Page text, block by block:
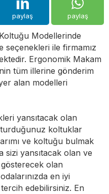
paylaş paylaş
Modellerinde
ile firmamız
Ergonomik Makam
tüm illerine gönderim
alan modelleri
yansıtacak olan
koltuklar
ve koltuğu bulmak
sizi yansıtacak olan ve
gösterecek olan
en iyi
edebilirsiniz. En